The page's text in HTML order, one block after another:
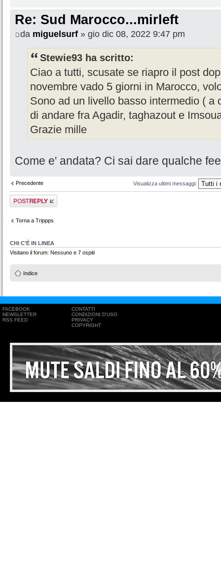
Re: Sud Marocco...mirleft
da miguelsurf » gio dic 08, 2022 9:47 pm
Stewie93 ha scritto:
Ciao a tutti, scusate se riapro il post
novembre vado 5 giorni in Marocco,
Sono ad un livello basso intermedio ( a
di andare fra Agadir, taghazout e
Grazie mille
Come e' andata? Ci sai dare qualche
Precedente Visualizza ultimi messaggi:
Rispondi al
messaggio
Torna a Trippps
CHI C’È IN LINEA
Visitano il forum: Nessuno e 7 ospiti
Indice
FACEBOOK
NEWSLETTER
RSS FEED
CONTATTI
CONDIZIONI D'USO
PRIVACY
COPYRIGHT